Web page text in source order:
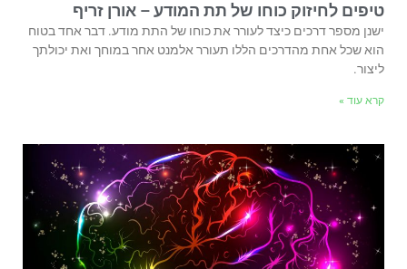
טיפים לחיזוק כוחו של תת המודע – אורן זריף
ישנן מספר דרכים כיצד לעורר את כוחו של התת מודע. דבר אחד בטוח
הוא שכל אחת מהדרכים הללו תעורר אלמנט אחר במוחך ואת יכולתך
ליצור.
קרא עוד »